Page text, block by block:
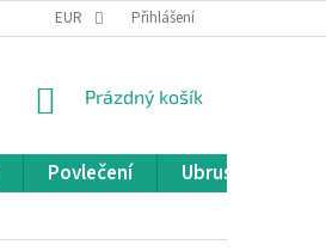
OBCHODNÍ PODMÍNKY
EUR Přihlášení
NÁKUPNÍ
Prázdný košík
Povlečení Ubrusy